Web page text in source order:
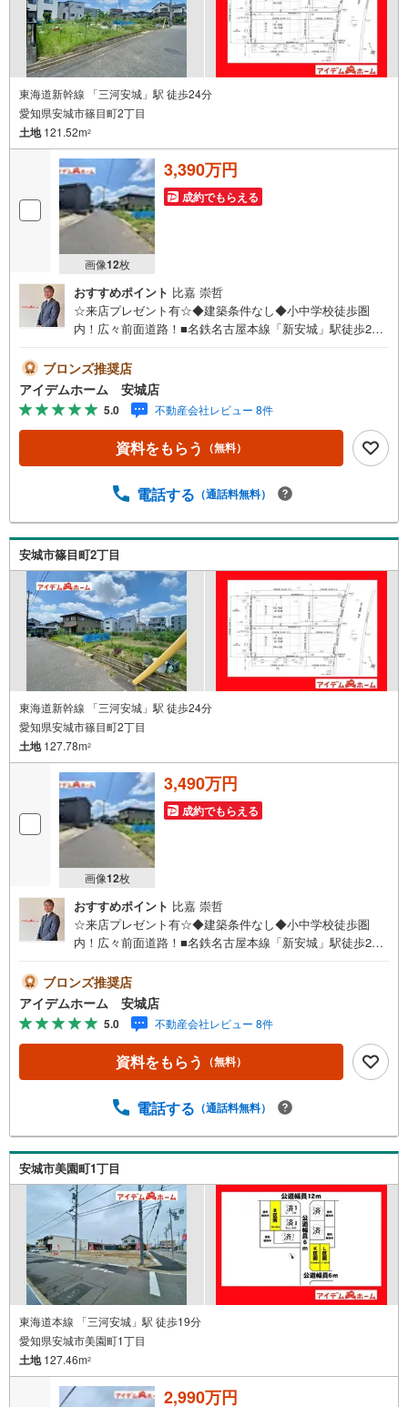
東海道新幹線 「三河安城」駅 徒歩24分
愛知県安城市篠目町2丁目
土地121.52m2
画像12枚
3,390万円
成約でもらえる
おすすめポイント 比嘉 崇哲
☆来店プレゼント有☆◆建築条件なし◆小中学校徒歩圏
内！広々前面道路！■名鉄名古屋本線「新安城」駅徒歩20
ーカーで建築可能♪■前面道路広々6m！《本日見学OK！》
営業時間内（9:00～19:00）は、下記電話フォームよりお電
話をして頂けるとスムーズに見学のご案内ができます。＜
自己資金0円でも大丈夫！＞*水曜日も営業しております！*
今から見たい！聞きたい！にスピード対応！*自己資金なし
でも購入出来ます！*自営業の方・買い替えの方など資金計
ネット掲載以外の発売予定物件の情報の提供・現に売り出
富な物件情報の中からお客様のご要望に合わせて物件をご
紹介～*アイデムホームではお客様第一での営業を心掛けて
おります*～是非お気軽にお問い合わせくださいませ！
ブロンズ推奨店
アイデムホーム 安城店
5.0 不動産会社レビュー 8件
資料をもらう （無料）
電話する （通話料無料）
安城市篠目町2丁目
東海道新幹線 「三河安城」駅 徒歩24分
愛知県安城市篠目町2丁目
土地127.78m2
画像12枚
3,490万円
成約でもらえる
おすすめポイント 比嘉 崇哲
☆来店プレゼント有☆◆建築条件なし◆小中学校徒歩圏
内！広々前面道路！■名鉄名古屋本線「新安城」駅徒歩20
ーカーで建築可能♪■前面道路広々6m！《本日見学OK！》
営業時間内（9:00～19:00）は、下記電話フォームよりお電
話をして頂けるとスムーズに見学のご案内ができます。＜
自己資金0円でも大丈夫！＞*水曜日も営業しております！*
今から見たい！聞きたい！にスピード対応！*自己資金なし
でも購入出来ます！*自営業の方・買い替えの方など資金計
ネット掲載以外の発売予定物件の情報の提供・現に売り出
富な物件情報の中からお客様のご要望に合わせて物件をご
紹介～*アイデムホームではお客様第一での営業を心掛けて
おります*～是非お気軽にお問い合わせくださいませ！
ブロンズ推奨店
アイデムホーム 安城店
5.0 不動産会社レビュー 8件
資料をもらう （無料）
電話する （通話料無料）
安城市美園町1丁目
東海道本線 「三河安城」駅 徒歩19分
愛知県安城市美園町1丁目
土地127.46m2
2,990万円